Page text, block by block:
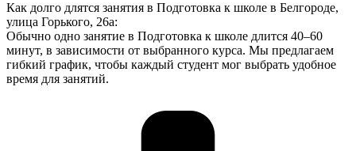
Как долго длятся занятия в Подготовка к школе в Белгороде,
улица Горького, 26а:
Обычно одно занятие в Подготовка к школе длится 40–60
минут, в зависимости от выбранного курса. Мы предлагаем
гибкий график, чтобы каждый студент мог выбрать удобное
время для занятий.